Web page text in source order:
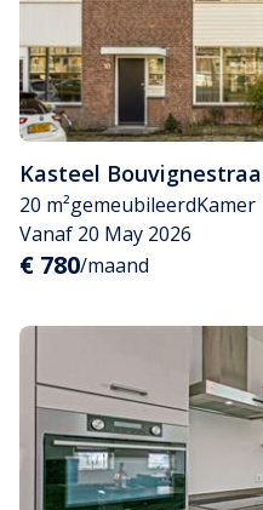
Kasteel
20 m²gemeubileerdKamer
Vanaf 20 May 2026
€ 780/maand